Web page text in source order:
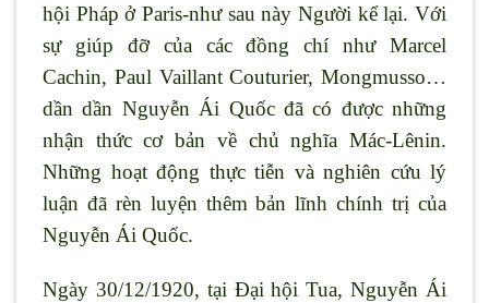
hội Pháp ở Paris-như sau này Người kể lại. Với
sự giúp đỡ của các đồng chí như Marcel
Cachin, Paul Vaillant Couturier, Mongmusso…
dần dần Nguyễn Ái Quốc đã có được những
nhận thức cơ bản về chủ nghĩa Mác-Lênin.
Những hoạt động thực tiễn và nghiên cứu lý
luận đã rèn luyện thêm bản lĩnh chính trị của
Nguyễn Ái Quốc.
Ngày 30/12/1920, tại Đại hội Tua, Nguyễn Ái